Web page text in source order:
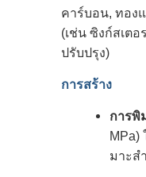
คาร์บอน, ทอง
(เช่น ซิงก์สเต
ปรับปรุง)
การสร้าง
การพิ
MPa)
มาะสํ